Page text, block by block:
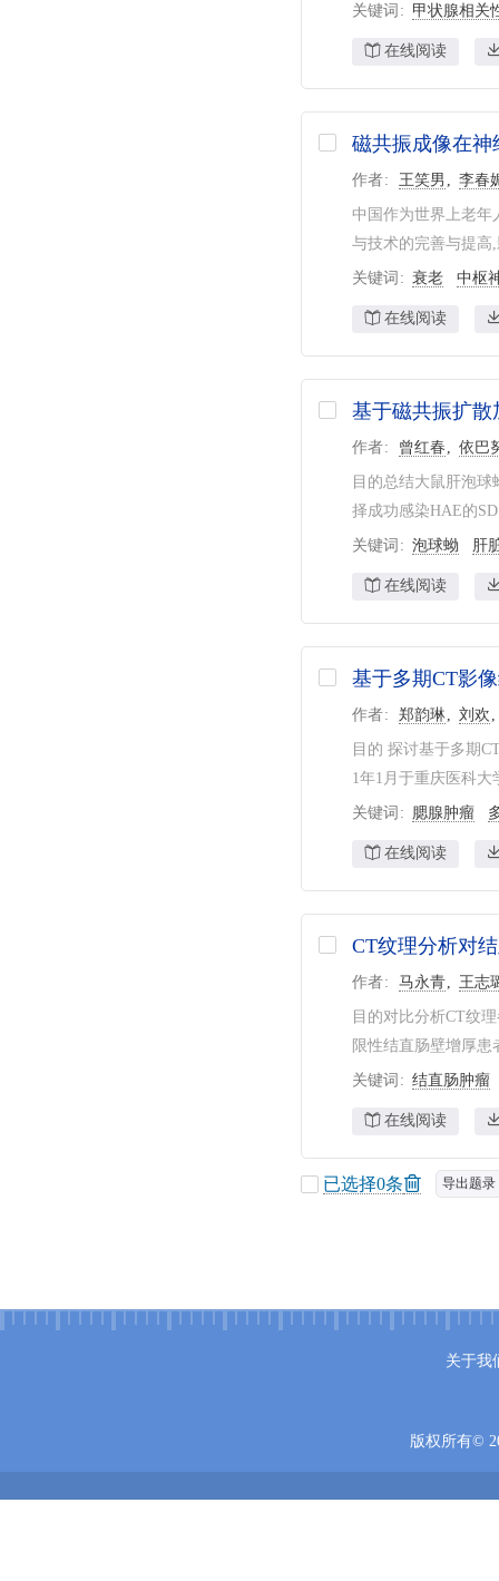
关键词 甲状腺相关
在线阅读
磁共振成像在
作者 王笑男 李春
中国作为世界上老
与技术的完善与提高
关键词 衰老 中枢
在线阅读
基于磁共振扩
作者 曾红春 依巴
目的总结大鼠肝泡
择成功感染HAE的
关键词 泡球蚴 肝
在线阅读
基于多期CT影
作者 郑韵琳 刘欢
目的 探讨基于多期
1年1月于重庆医科大
关键词 腮腺肿瘤
在线阅读
CT纹理分析对
作者 马永青 王志
目的对比分析CT纹
限性结直肠壁增厚患
关键词 结直肠肿瘤
在线阅读
已选择0条 导出题录
关于我
版权所有©